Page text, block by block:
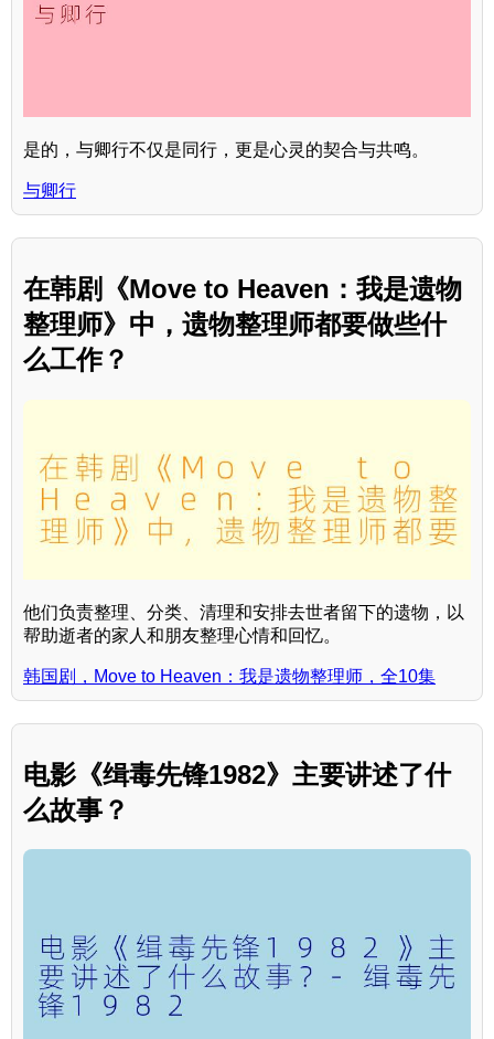
是的，与卿行不仅是同行，更是心灵的契合与共鸣。
与卿行
在韩剧《Move to Heaven：我是遗物
整理师》中，遗物整理师都要做些什
么工作？
他们负责整理、分类、清理和安排去世者留下的遗物，以
帮助逝者的家人和朋友整理心情和回忆。
韩国剧，Move to Heaven：我是遗物整理师，全10集
电影《缉毒先锋1982》主要讲述了什
么故事？